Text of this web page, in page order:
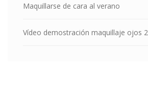
Maquillarse de cara al verano
Vídeo demostración maquillaje ojos 2